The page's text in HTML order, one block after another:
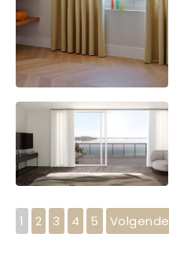
1 2 3 4 5 Volgende